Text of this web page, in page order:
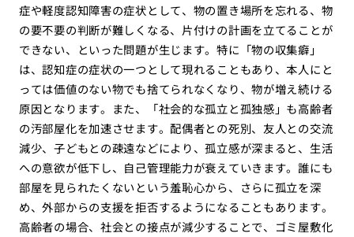
症や軽度認知障害の症状として、物の置き場所を忘れる、物
の要不要の判断が難しくなる、片付けの計画を立てることが
できない、といった問題が生じます。特に「物の収集癖」
は、認知症の症状の一つとして現れることもあり、本人にと
っては価値のない物でも捨てられなくなり、物が増え続ける
原因となります。また、「社会的な孤立と孤独感」も高齢者
の汚部屋化を加速させます。配偶者との死別、友人との交流
減少、子どもとの疎遠などにより、孤立感が深まると、生活
への意欲が低下し、自己管理能力が衰えていきます。誰にも
部屋を見られたくないという羞恥心から、さらに孤立を深
め、外部からの支援を拒否するようになることもあります。
高齢者の場合、社会との接点が減少することで、ゴミ屋敷化